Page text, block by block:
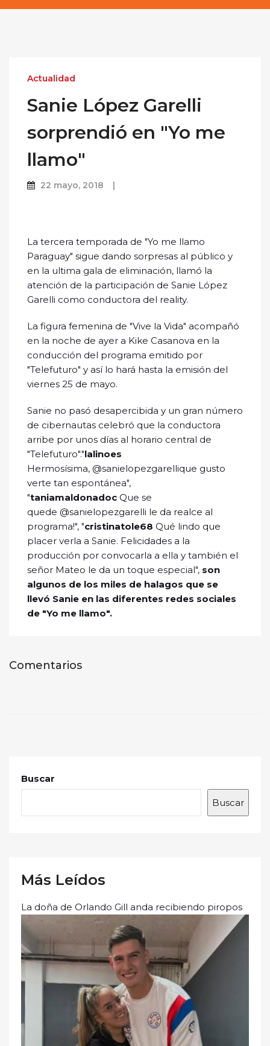
Actualidad
Sanie López Garelli
sorprendió en "Yo me
llamo"
22 mayo, 2018
La tercera temporada de "Yo me llamo
Paraguay" sigue dando sorpresas al público y
en la ultima gala de eliminación, llamó la
atención de la participación de Sanie López
Garelli como conductora del reality.
La figura femenina de "Vive la Vida" acompañó
en la noche de ayer a Kike Casanova en la
conducción del programa emitido por
"Telefuturo" y así lo hará hasta la emisión del
viernes 25 de mayo.
Sanie no pasó desapercibida y un gran número
de cibernautas celebró que la conductora
arribe por unos días al horario central de
"Telefuturo"."lalinoes
Hermosísima, @sanielopezgarellique gusto
verte tan espontánea",
"taniamaldonadoc Que se
quede @sanielopezgarelli le da realce al
programa!", "cristinatole68 Qué lindo que
placer verla a Sanie. Felicidades a la
producción por convocarla a ella y también el
señor Mateo le da un toque especial", son
algunos de los miles de halagos que se
llevó Sanie en las diferentes redes sociales
de "Yo me llamo".
Comentarios
Buscar
Buscar
Más Leídos
La doña de Orlando Gill anda recibiendo piropos